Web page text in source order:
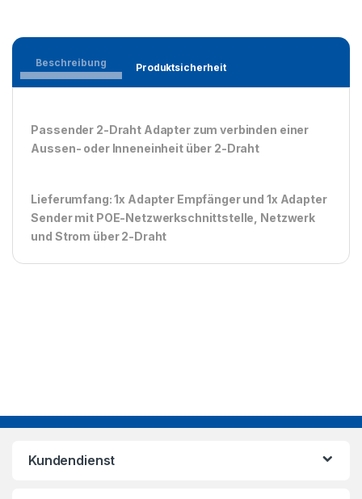
Beschreibung Produktsicherheit
Passender 2-Draht Adapter zum verbinden einer
Aussen- oder Inneneinheit über 2-Draht
Lieferumfang: 1x Adapter Empfänger und 1x Adapter
Sender mit POE-Netzwerkschnittstelle, Netzwerk
und Strom über 2-Draht
Kundendienst